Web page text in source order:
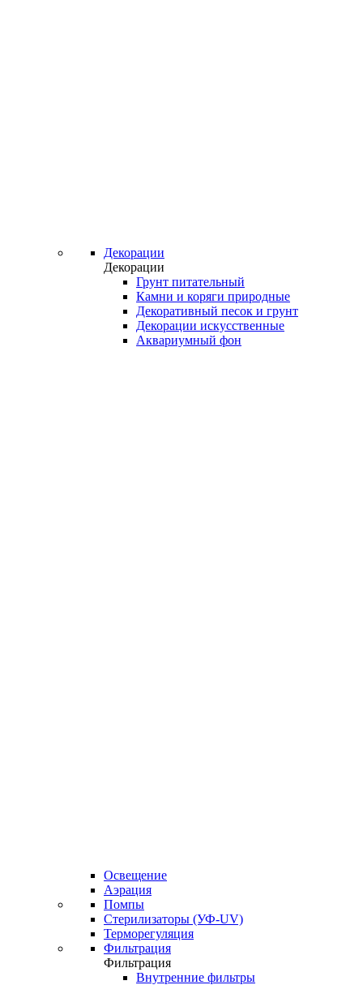
Декорации
Декорации
Грунт питательный
Камни и коряги природные
Декоративный песок и грунт
Декорации искусственные
Аквариумный фон
Освещение
Аэрация
Помпы
Стерилизаторы (УФ-UV)
Терморегуляция
Фильтрация
Фильтрация
Внутренние фильтры